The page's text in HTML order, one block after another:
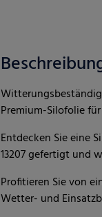
Premium-Silofolie
Entdecken Sie eine
13207 gefertigt und
Profitieren Sie von
Wetter- und